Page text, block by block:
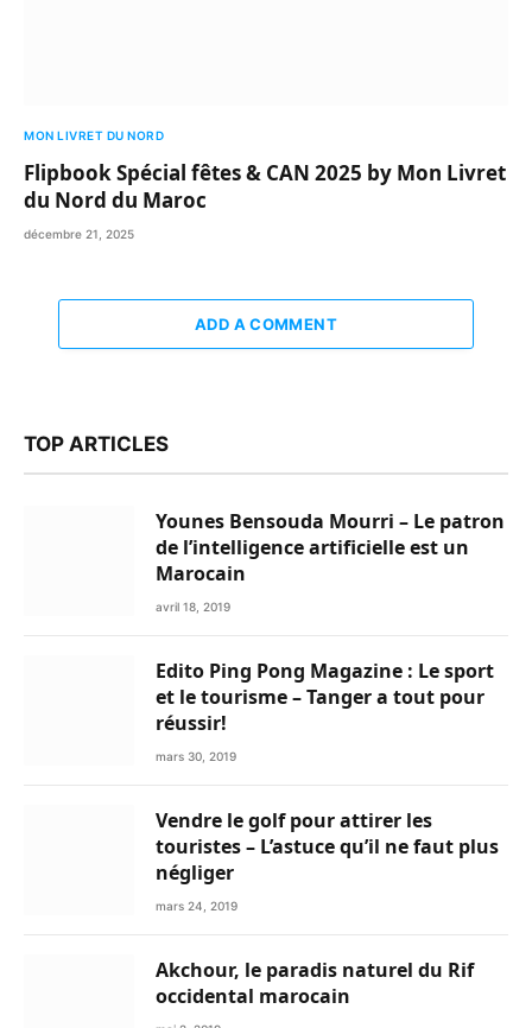
MON LIVRET DU NORD
Flipbook Spécial fêtes & CAN 2025 by Mon Livret
du Nord du Maroc
décembre 21, 2025
ADD A COMMENT
TOP ARTICLES
Younes Bensouda Mourri – Le patron
de l’intelligence artificielle est un
Marocain
avril 18, 2019
Edito Ping Pong Magazine : Le sport
et le tourisme – Tanger a tout pour
réussir!
mars 30, 2019
Vendre le golf pour attirer les
touristes – L’astuce qu’il ne faut plus
négliger
mars 24, 2019
Akchour, le paradis naturel du Rif
occidental marocain